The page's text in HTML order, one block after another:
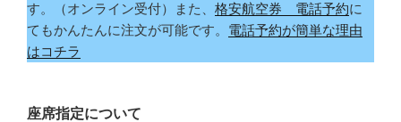
す。（オンライン受付）また、 格安航空券 電話予約に
てもかんたんに注文が可能です。 電話予約が簡単な理由
はコチラ
座席指定について